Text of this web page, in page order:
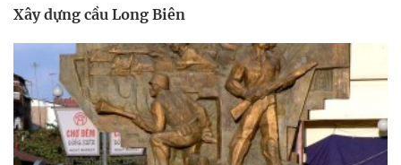
Xây dựng cầu Long Biên